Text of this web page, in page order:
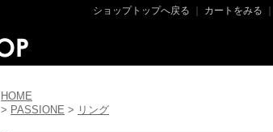
ショップトップへ戻る カートをみる
HOME
> PASSIONE > リング